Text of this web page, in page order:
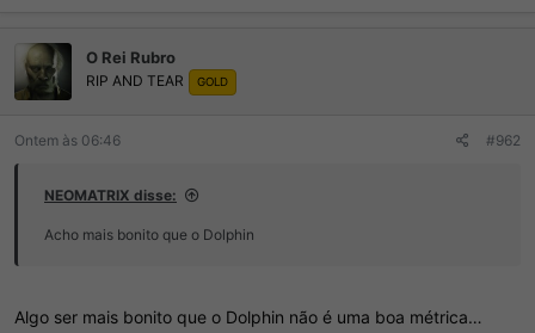
O Rei Rubro
RIP AND TEAR GOLD
Ontem às 06:46 #962
NEOMATRIX disse:
Acho mais bonito que o Dolphin
Algo ser mais bonito que o Dolphin não é uma boa métrica…